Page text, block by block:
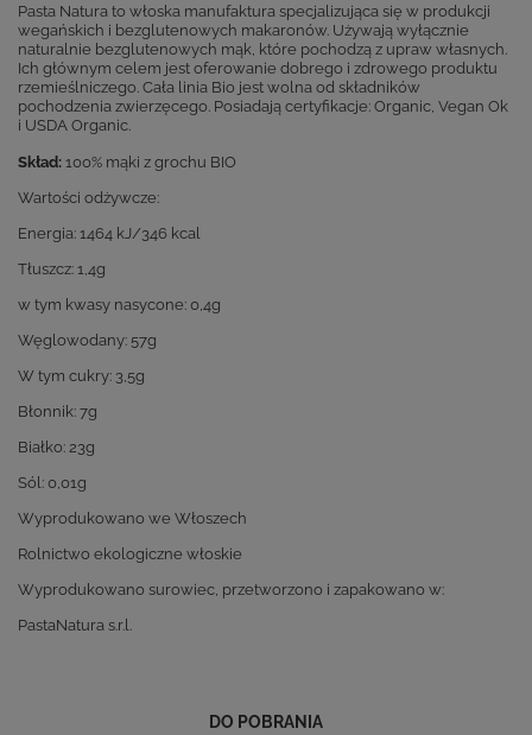
Pasta Natura to włoska manufaktura specjalizująca się w produkcji
wegańskich i bezglutenowych makaronów. Używają wyłącznie
naturalnie bezglutenowych mąk, które pochodzą z upraw własnych.
Ich głównym celem jest oferowanie dobrego i zdrowego produktu
rzemieślniczego. Cała linia Bio jest wolna od składników
pochodzenia zwierzęcego. Posiadają certyfikacje: Organic, Vegan Ok
i USDA Organic.
Skład:100% mąki z grochu BIO
Wartości odżywcze:
Energia: 1464 kJ/346 kcal
Tłuszcz: 1,4g
w tym kwasy nasycone: 0,4g
Węglowodany: 57g
W tym cukry: 3,5g
Błonnik: 7g
Białko: 23g
Sól: 0,01g
Wyprodukowano we Włoszech
Rolnictwo ekologiczne włoskie
Wyprodukowano surowiec, przetworzono i zapakowano w:
PastaNatura s.r.l.
DO POBRANIA